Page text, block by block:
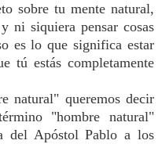
sobre tu mente natural,
ni siquiera pensar cosas
es lo que significa estar
tú estás completamente
natural" queremos decir
"hombre natural"
del Apóstol Pablo a los